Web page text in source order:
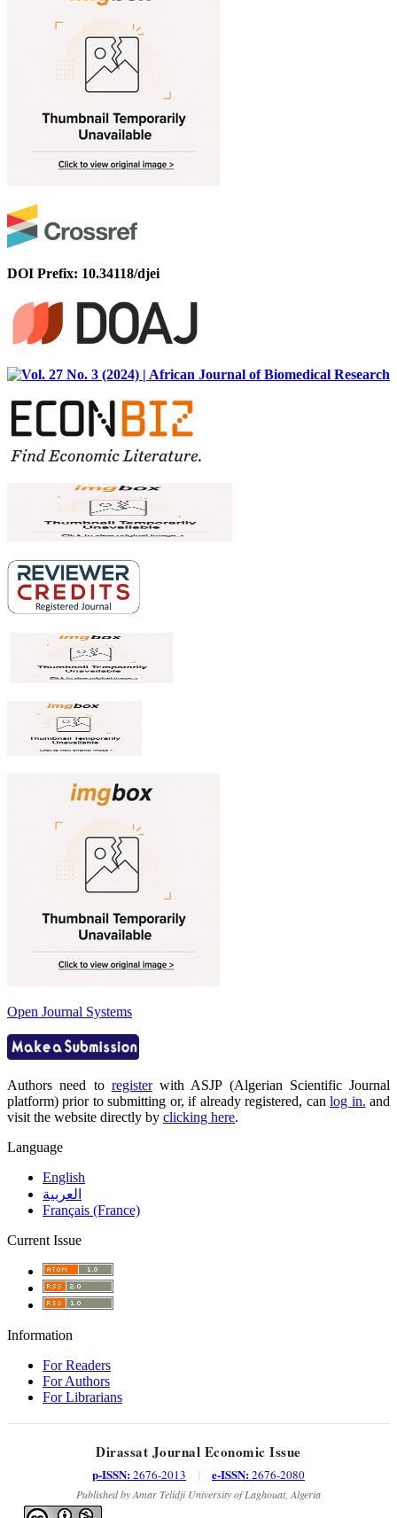
DOI Prefix: 10.34118/djei
Open Journal Systems
Authors need to registerwith ASJP (Algerian Scientific Journal
platform) prior to submitting or, if already registered, canlog in. and
visit the website directly by clicking here.
Language
English
العربية
Français (France)
Current Issue
Information
For Readers
For Authors
For Librarians
Dirassat Journal Economic Issue
p-ISSN:2676-2013 | e-ISSN:2676-2080
Published by Amar Telidji University of Laghouat, Algeria